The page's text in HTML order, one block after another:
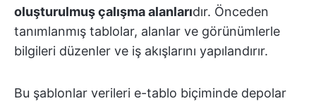
oluşturulmuş çalışma alanlarıdır. Önceden
tanımlanmış tablolar, alanlar ve görünümlerle
bilgileri düzenler ve iş akışlarını yapılandırır.
Bu şablonlar verileri e-tablo biçiminde depolar